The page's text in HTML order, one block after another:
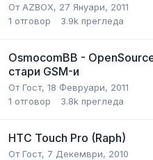
От AZBOX, 27 Януари, 2011
1 отговор 3.9k прегледа
OsmocomBB -
стари GSM-и
ОтГост, 18 Февруари, 2011
1 отговор 3.8k прегледа
HTC Touch Pro (Raph)
ОтГост, 7 Декември, 2010